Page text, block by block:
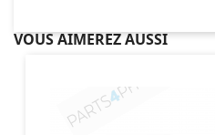
VOUS AIMEREZ AUSSI